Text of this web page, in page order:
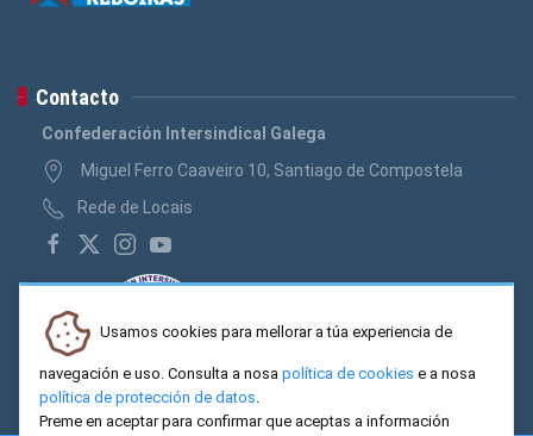
Contacto
Confederación Intersindical Galega
Miguel Ferro Caaveiro 10, Santiago de Compostela
Rede de Locais
Usamos cookies para mellorar a túa experiencia de
navegación e uso. Consulta a nosa política de cookies e a nosa
política de protección de datos.
Preme en aceptar para confirmar que aceptas a información